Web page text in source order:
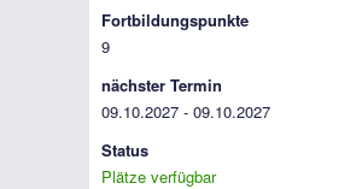
Fortbildungspunkte
9
nächster Termin
09.10.2027 - 09.10.2027
Status
Plätze verfügbar